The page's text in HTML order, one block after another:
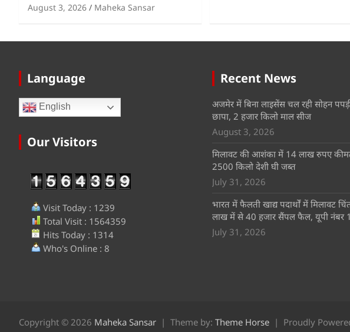
August 3, 2026 Maheka Sansar
Language
English
Our Visitors
Visit Today : 1239
Total Visit : 1564359
Hits Today : 1314
Who's Online : 8
Recent News
अजमेर में बिना लाइसेंस चल रही सोहन
छापा, 2 हजार किलो माल सीज
August 3, 2026
मिलावट की आशंका में 14 लाख रुपए
2500 किलो देशी घी जब्त
July 31, 2026
भारत में फैलती खाद्य पदार्थों में मिलावट
लाख में से 40 हजार सैंपल फैल, यूपी नंबर 1
July 31, 2026
Copyright © 2026 Maheka Sansar Theme by: Theme Horse Proudly